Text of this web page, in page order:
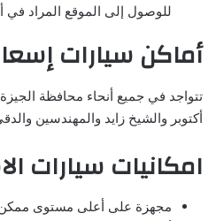
للوصول إلى الموقع المراد
أماكن سيارات
أكتوبر والشيخ زايد والمهندسين
امكانيات سيارات
مجهزة على أعلى مستوى